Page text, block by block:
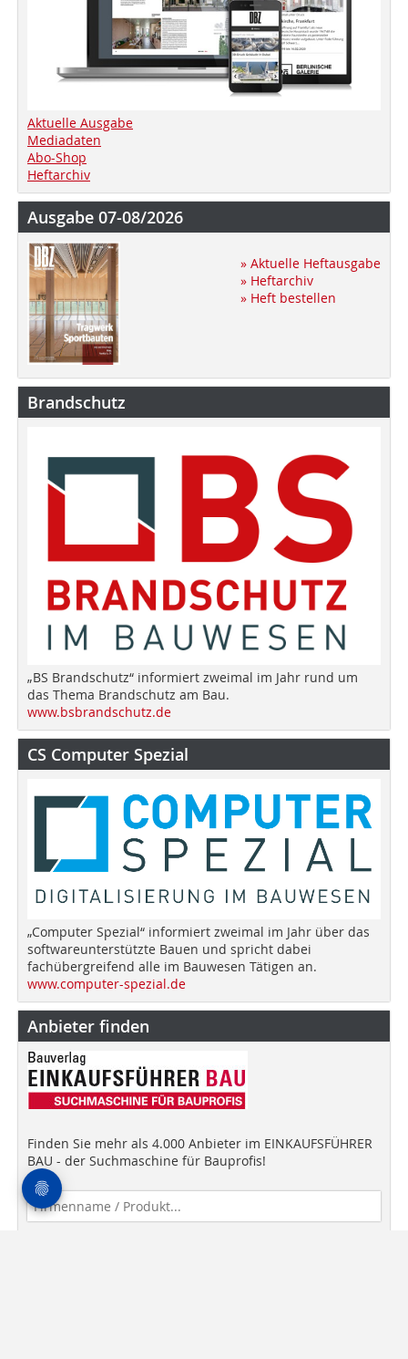
Aktuelle Ausgabe
Mediadaten
Abo-Shop
Heftarchiv
Ausgabe 07-08/2026
» Aktuelle Heftausgabe
» Heftarchiv
» Heft bestellen
Brandschutz
„BS Brandschutz“ informiert zweimal im Jahr rund um
das Thema Brandschutz am Bau.
www.bsbrandschutz.de
CS Computer Spezial
„Computer Spezial“ informiert zweimal im Jahr über das
softwareunterstützte Bauen und spricht dabei
fachübergreifend alle im Bauwesen Tätigen an.
www.computer-spezial.de
Anbieter finden
Finden Sie mehr als 4.000 Anbieter im EINKAUFSFÜHRER
BAU - der Suchmaschine für Bauprofis!